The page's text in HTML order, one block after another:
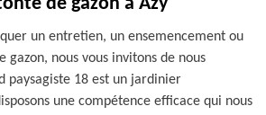
un entretien, un ensemencement ou
gazon, nous vous invitons de nous
paysagiste 18 est un jardinier
une compétence efficace qui nous